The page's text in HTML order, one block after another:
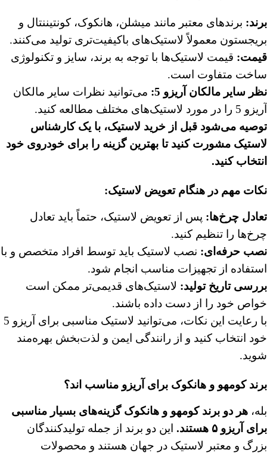
برند: برندهای معتبر مانند میشلن، هانکوک، کونتیننتال و
بریجستون معمولاً لاستیک‌های باکیفیت‌تری تولید می‌کنند.
قیمت: قیمت لاستیک‌ها با توجه به برند، سایز و تکنولوژی
ساخت متفاوت است.
نظر سایر مالکان آریزو 5:
می‌توانید نظرات سایر مالکان
آریزو 5 را در مورد لاستیک‌های مختلف مطالعه کنید.
توصیه می‌شود قبل از خرید لاستیک، با یک کارشناس
لاستیک مشورت کنید تا بهترین گزینه را برای خودروی خود
انتخاب کنید.
نکات مهم در هنگام تعویض لاستیک:
تعادل چرخ‌ها: پس از تعویض لاستیک، حتماً باید تعادل
چرخ‌ها را تنظیم کنید.
نصب حرفه‌ای: نصب لاستیک باید توسط افراد متخصص و با
استفاده از تجهیزات مناسب انجام شود.
بررسی تاریخ تولید: لاستیک‌های قدیمی‌تر ممکن است
خواص خود را از دست داده باشند.
با رعایت این نکات، می‌توانید لاستیک مناسبی برای آریزو 5
خود انتخاب کنید و از رانندگی ایمن و لذت‌بخش بهره‌مند
شوید.
برند کومهو و هانکوک برای آریزو مناسب اند؟
بله، هر دو برندکومهو و هانکوک گزینه‌های بسیار مناسبی
برای آریزو ۵ هستند. این دو برند از جمله تولیدکنندگان
بزرگ و معتبر لاستیک در جهان هستند و محصولات